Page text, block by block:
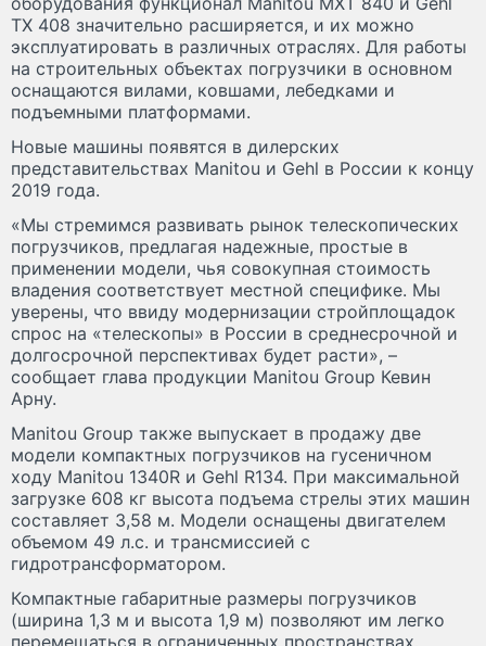
TX 408 значительно расширяется, и их можно
эксплуатировать в различных отраслях. Для работы
на строительных объектах погрузчики в основном
оснащаются вилами, ковшами, лебедками и
подъемными платформами.
Новые машины появятся в дилерских
представительствах Manitou и Gehl в России к концу
2019 года.
«Мы стремимся развивать рынок телескопических
погрузчиков, предлагая надежные, простые в
применении модели, чья совокупная стоимость
владения соответствует местной специфике. Мы
уверены, что ввиду модернизации стройплощадок
спрос на «телескопы» в России в среднесрочной и
долгосрочной перспективах будет расти», –
сообщает глава продукции Manitou Group Кевин
Арну.
Manitou Group также выпускает в продажу две
модели компактных погрузчиков на гусеничном
ходу Manitou 1340R и Gehl R134. При максимальной
загрузке 608 кг высота подъема стрелы этих машин
составляет 3,58 м. Модели оснащены двигателем
объемом 49 л.с. и трансмиссией с
гидротрансформатором.
Компактные габаритные размеры погрузчиков
(ширина 1,3 м и высота 1,9 м) позволяют им легко